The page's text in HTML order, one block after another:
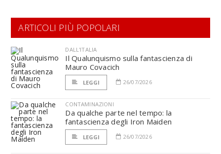
ARTICOLI PIÙ POPOLARI
DALL'ITALIA
Il Qualunquismo sulla fantascienza di
Mauro Covacich
LEGGI 26/07/2026
CONTAMINAZIONI
Da qualche parte nel tempo: la
fantascienza degli Iron Maiden
LEGGI 26/07/2026